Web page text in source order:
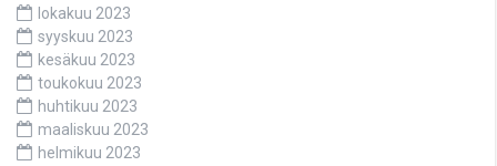
lokakuu 2023
syyskuu 2023
kesäkuu 2023
toukokuu 2023
huhtikuu 2023
maaliskuu 2023
helmikuu 2023